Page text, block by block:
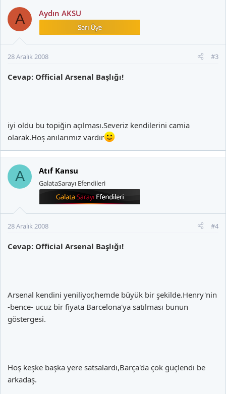
A Aydın AKSU
28 Aralık 2008 #3
Cevap: Official Arsenal Başlığı!
iyi oldu bu topiğin açılması.Severiz kendilerini camia
olarak.Hoş anılarımız vardır
A Atıf Kansu
GalataSarayı Efendileri
28 Aralık 2008 #4
Cevap: Official Arsenal Başlığı!
Arsenal kendini yeniliyor,hemde büyük bir şekilde.Henry'nin
-bence- ucuz bir fiyata Barcelona'ya satılması bunun
göstergesi.
Hoş keşke başka yere satsalardı,Barça'da çok güçlendi be
arkadaş.